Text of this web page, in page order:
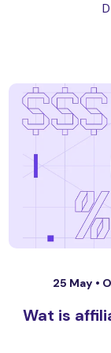
25 May •
Wat is